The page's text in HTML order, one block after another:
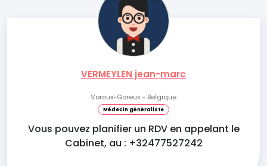
VERMEYLEN jean-marc
Voroux-Goreux - Belgique
Médecin généraliste
Vous pouvez planifier un RDV en appelant le
Cabinet, au : +32477527242